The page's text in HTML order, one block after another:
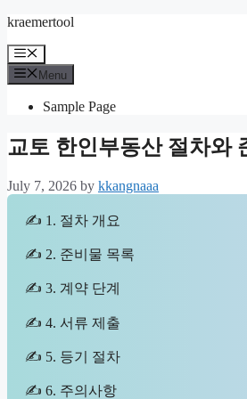
Skip
content
kraemertool
Menu
Menu
Sample Page
교토 한인부동산 절차와
July 7, 2026 by kkangnaaa
✍ 1. 절차 개요
✍ 2. 준비물 목록
✍ 3. 계약 단계
✍ 4. 서류 제출
✍ 5. 등기 절차
✍ 6. 주의사항